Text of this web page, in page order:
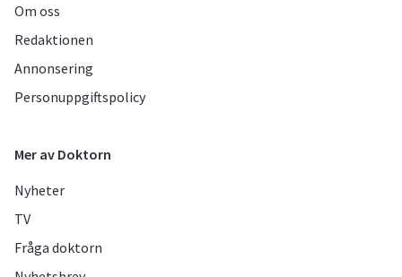
Om oss
Redaktionen
Annonsering
Personuppgiftspolicy
Mer av Doktorn
Nyheter
TV
Fråga doktorn